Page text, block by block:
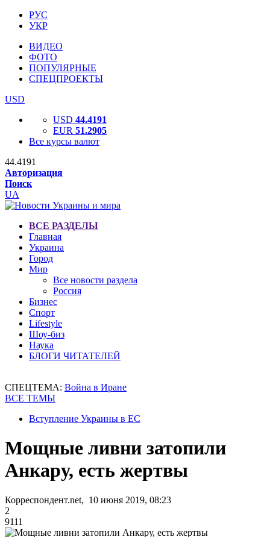
РУС
УКР
ВИДЕО
ФОТО
ПОПУЛЯРНЫЕ
СПЕЦПРОЕКТЫ
USD
USD 44.4191
EUR 51.2905
Все курсы валют
44.4191
Авторизация
Поиск
UA
ВСЕ РАЗДЕЛЫ
Главная
Украина
Город
Мир
Все новости раздела
Россия
Бизнес
Спорт
Lifestyle
Шоу-биз
Наука
БЛОГИ ЧИТАТЕЛЕЙ
СПЕЦТЕМА: Война в Иране
ВСЕ ТЕМЫ
Вступление Украины в ЕС
Мощные ливни затопили
Анкару, есть жертвы
Корреспондент.net, 10 июня 2019, 08:23
2
9111